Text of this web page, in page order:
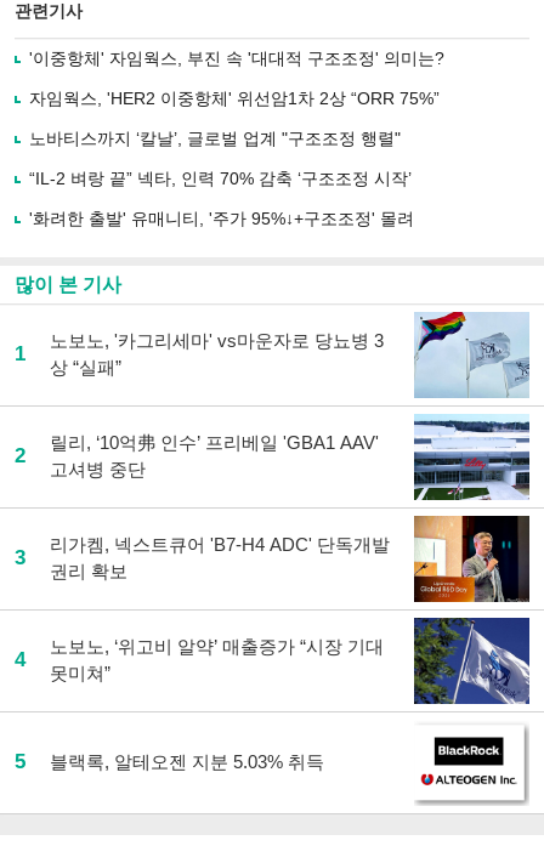
로
기
사
유
기
관련기사
'이중항체' 자임웍스, 부진 속 '대대적 구조조정' 의미는?
자임웍스, 'HER2 이중항체' 위선암1차 2상 “ORR 75%”
노바티스까지 ‘칼날’, 글로벌 업계 "구조조정 행렬"
“IL-2 벼랑 끝” 넥타, 인력 70% 감축 ‘구조조정 시작’
'화려한 출발' 유매니티, '주가 95%↓+구조조정' 몰려
많이 본 기사
1
노보노, '카그리세마' vs마운자로 당뇨병 3
상 “실패”
2
릴리, ‘10억弗 인수’ 프리베일 'GBA1 AAV'
고셔병 중단
3
리가켐, 넥스트큐어 'B7-H4 ADC' 단독개발
권리 확보
4
노보노, ‘위고비 알약’ 매출증가 “시장 기대
못미쳐”
5 블랙록, 알테오젠 지분 5.03% 취득